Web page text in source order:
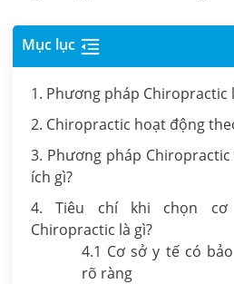
Mục lục
1. Phương pháp Chiropractic
2. Chiropractic hoạt động
3. Phương pháp
ích gì?
4. Tiêu chí khi chọn
Chiropractic là gì?
4.1 Cơ sở y tế có
rõ ràng